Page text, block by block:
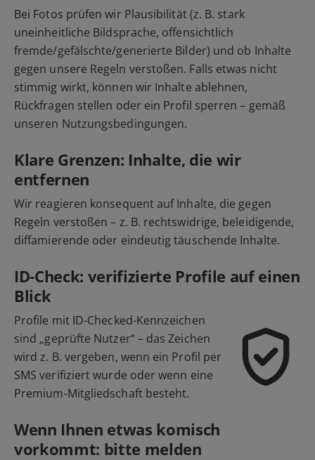
Bei Fotos prüfen wir Plausibilität (z. B. stark
uneinheitliche Bildsprache, offensichtlich
fremde/gefälschte/generierte Bilder) und ob Inhalte
gegen unsere Regeln verstoßen. Falls etwas nicht
stimmig wirkt, können wir Inhalte ablehnen,
Rückfragen stellen oder ein Profil sperren – gemäß
unseren Nutzungsbedingungen.
Klare Grenzen: Inhalte, die wir
entfernen
Wir reagieren konsequent auf Inhalte, die gegen
Regeln verstoßen – z. B. rechtswidrige, beleidigende,
diffamierende oder eindeutig täuschende Inhalte.
ID-Check: verifizierte Profile auf einen
Blick
Profile mit ID-Checked-Kennzeichen
sind „geprüfte Nutzer“ – das Zeichen
wird z. B. vergeben, wenn ein Profil per
SMS verifiziert wurde oder wenn eine
Premium-Mitgliedschaft besteht.
Wenn Ihnen etwas komisch
vorkommt: bitte melden